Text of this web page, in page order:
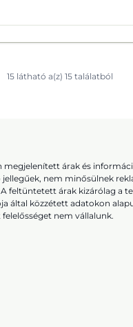
15 látható a(z) 15 találatból
megjelenített árak és
nem minősülnek
feltüntetett árak kizárólag a
által közzétett adatokon
nem vállalunk.